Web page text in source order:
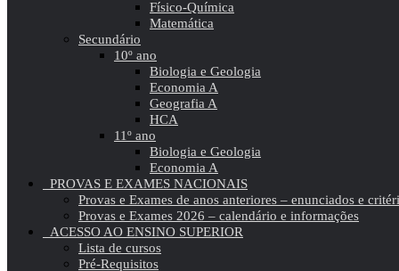
Físico-Química
Matemática
Secundário
10º ano
Biologia e Geologia
Economia A
Geografia A
HCA
11º ano
Biologia e Geologia
Economia A
PROVAS E EXAMES NACIONAIS
Provas e Exames de anos anteriores – enunciados e
Provas e Exames 2026 – calendário e informações
ACESSO AO ENSINO SUPERIOR
Lista de cursos
Pré-Requisitos